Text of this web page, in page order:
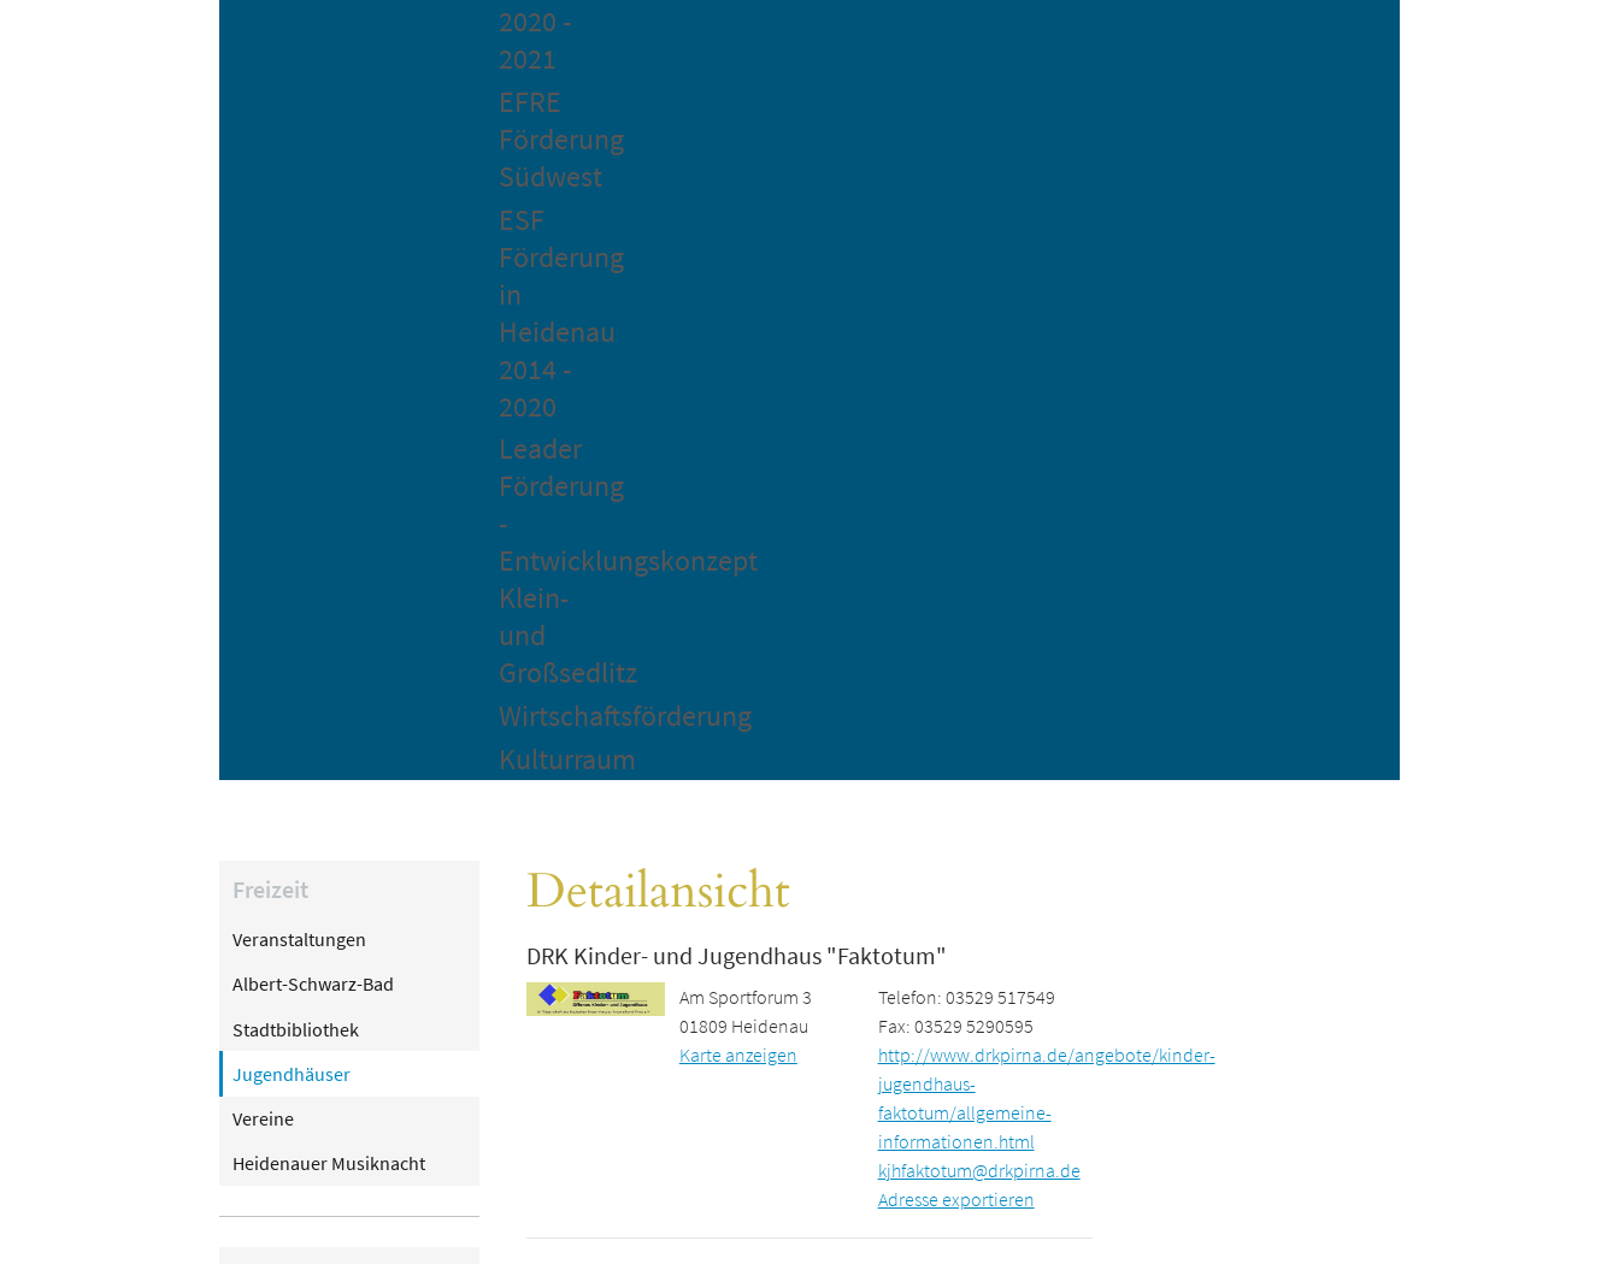
2020 -
2021
EFRE
Förderung
Südwest
ESF
Förderung
in
Heidenau
2014 -
2020
Leader
Förderung
-
Entwicklungskonzept
Klein-
und
Großsedlitz
Wirtschaftsförderung
Kulturraum
Freizeit
Veranstaltungen
Albert-Schwarz-Bad
Stadtbibliothek
Jugendhäuser
Vereine
Heidenauer Musiknacht
Detailansicht
DRK Kinder- und Jugendhaus "Faktotum"
Am Sportforum 3
01809 Heidenau
Karte anzeigen
Telefon: 03529 517549
Fax: 03529 5290595
http://www.drkpirna.de/angebote/kinder-
jugendhaus-
faktotum/allgemeine-
informationen.html
kjhfaktotum@drkpirna.de
Adresse exportieren